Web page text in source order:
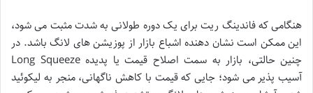
هنگامی که فاندینگ ریت برای یک دوره طولانی به شدت مثبت می شود،
این ممکن است نشان دهنده اشباع بازار از پوزیشن های لانگ باشد. در
چنین حالتی، بازار به سمت اصلاح قیمت یا پدیده Long Squeeze
آسیب پذیر می شود؛ جایی که قیمت با کاهش ناگهانی، منجر به لیکوئید